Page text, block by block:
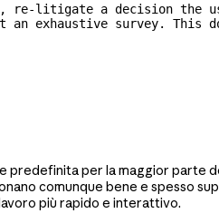
re-litigate a decision the
an exhaustive survey. This
predefinita per la maggior parte
comunque bene e spesso
più rapido e interattivo.